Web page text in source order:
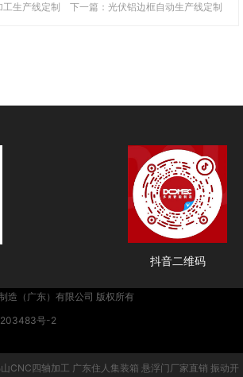
工生产线定制 下一篇：光伏铝边框自动生产线定制
抖音二维码
造（广东）有限公司 版权所有
号-2
CNC四轴加工 广东住人集装箱 悬浮门厂家直销 振动开